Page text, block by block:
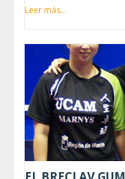
Leer más...